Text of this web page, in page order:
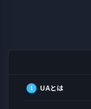
UAとは